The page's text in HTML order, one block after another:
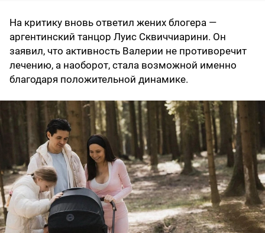
На критику вновь ответил жених блогера —
аргентинский танцор Луис Сквиччиарини. Он
заявил, что активность Валерии не противоречит
лечению, а наоборот, стала возможной именно
благодаря положительной динамике.